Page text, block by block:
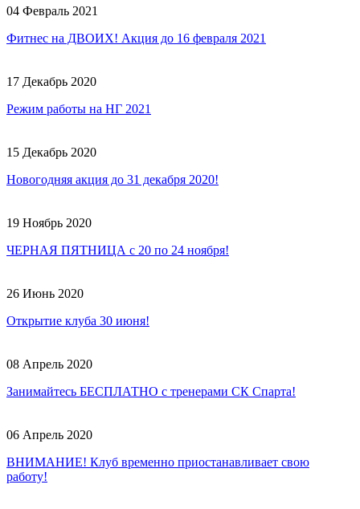
04 Февраль 2021
Фитнес на ДВОИХ! Акция до 16 февраля 2021
17 Декабрь 2020
Режим работы на НГ 2021
15 Декабрь 2020
Новогодняя акция до 31 декабря 2020!
19 Ноябрь 2020
ЧЕРНАЯ ПЯТНИЦА с 20 по 24 ноября!
26 Июнь 2020
Открытие клуба 30 июня!
08 Апрель 2020
Занимайтесь БЕСПЛАТНО с тренерами СК Спарта!
06 Апрель 2020
ВНИМАНИЕ! Клуб временно приостанавливает свою
работу!